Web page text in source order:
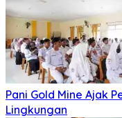
Pani Gold Mine Ajak
Lingkungan